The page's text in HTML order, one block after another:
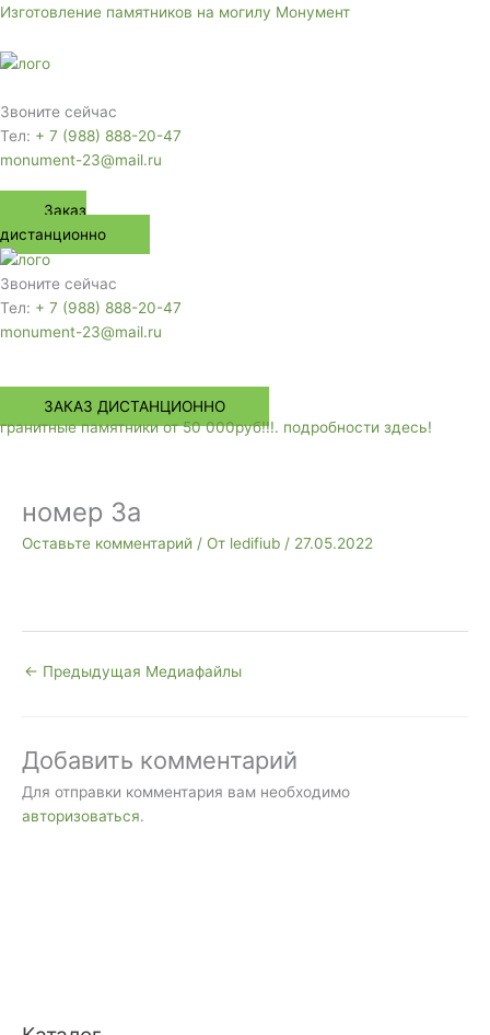
Перейти
содержимому
Изготовление памятников на могилу Монумент
Звоните сейчас
Тел: + 7 (988) 888-20-47
monument-23@mail.ru
Заказ
дистанционно
Звоните сейчас
Тел: + 7 (988) 888-20-47
monument-23@mail.ru
Меню
ЗАКАЗ ДИСТАНЦИОННО
гранитные памятники от 50 000руб!!!. подробности здесь!
номер 3а
Оставьте комментарий / От ledifiub / 27.05.2022
← Предыдущая Медиафайлы
Добавить комментарий
Для отправки комментария вам необходимо
авторизоваться.